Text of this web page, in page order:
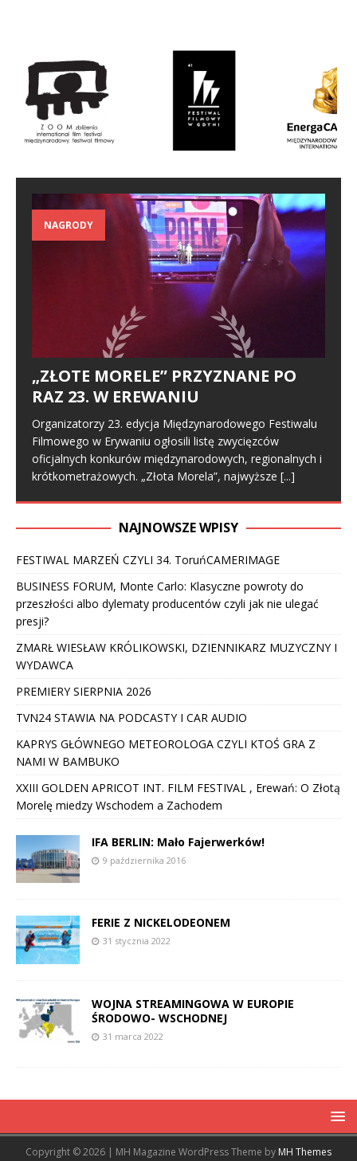
NAGRODY
„ZŁOTE MORELE” PRZYZNANE PO
RAZ 23. W EREWANIU
Organizatorzy 23. edycja Międzynarodowego Festiwalu
Filmowego w Erywaniu ogłosili listę zwycięzców
oficjalnych konkurów międzynarodowych, regionalnych i
krótkometrażowych. „Złota Morela”, najwyższe [...]
NAJNOWSZE WPISY
FESTIWAL MARZEŃ CZYLI 34. ToruńCAMERIMAGE
BUSINESS FORUM, Monte Carlo: Klasyczne powroty do
przeszłości albo dylematy producentów czyli jak nie ulegać
presji?
ZMARŁ WIESŁAW KRÓLIKOWSKI, DZIENNIKARZ MUZYCZNY I
WYDAWCA
PREMIERY SIERPNIA 2026
TVN24 STAWIA NA PODCASTY I CAR AUDIO
KAPRYS GŁÓWNEGO METEOROLOGA CZYLI KTOŚ GRA Z
NAMI W BAMBUKO
XXIII GOLDEN APRICOT INT. FILM FESTIVAL , Erewań: O Złotą
Morelę miedzy Wschodem a Zachodem
IFA BERLIN: Mało Fajerwerków!
9 października 2016
FERIE Z NICKELODEONEM
31 stycznia 2022
WOJNA STREAMINGOWA W EUROPIE
ŚRODOWO- WSCHODNEJ
31 marca 2022
Copyright © 2026 | MH Magazine WordPress Theme by MH Themes